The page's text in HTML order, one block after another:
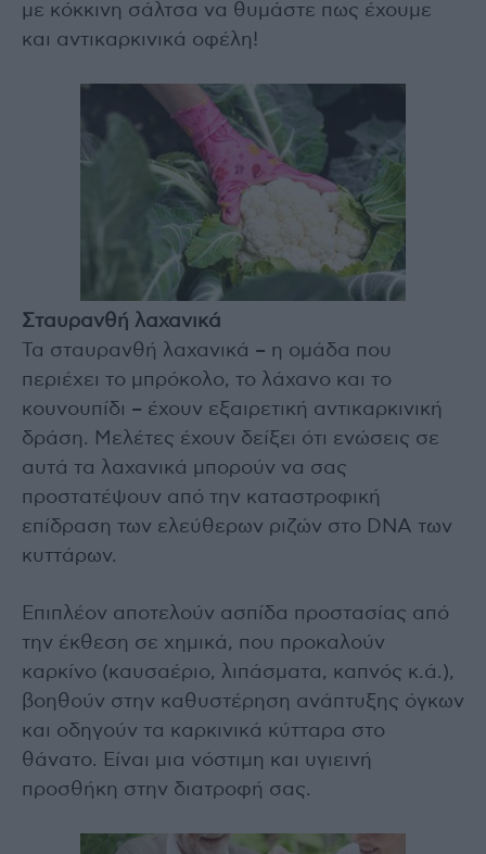
με κόκκινη σάλτσα να θυμάστε πως έχουμε
και αντικαρκινικά οφέλη!
Σταυρανθή λαχανικά
Τα σταυρανθή λαχανικά – η ομάδα που
περιέχει το μπρόκολο, το λάχανο και το
κουνουπίδι – έχουν εξαιρετική αντικαρκινική
δράση. Μελέτες έχουν δείξει ότι ενώσεις σε
αυτά τα λαχανικά μπορούν να σας
προστατέψουν από την καταστροφική
επίδραση των ελεύθερων ριζών στο DNA των
κυττάρων.
Επιπλέον αποτελούν ασπίδα προστασίας από
την έκθεση σε χημικά, που προκαλούν
καρκίνο (καυσαέριο, λιπάσματα, καπνός κ.ά.),
βοηθούν στην καθυστέρηση ανάπτυξης όγκων
και οδηγούν τα καρκινικά κύτταρα στο
θάνατο. Είναι μια νόστιμη και υγιεινή
προσθήκη στην διατροφή σας.